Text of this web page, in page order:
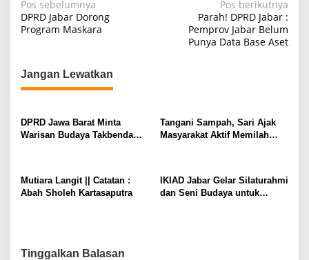
N
a
i
g
s
i
o
s
Pos sebelumnya
DPRD Jabar Dorong
Program Maskara
Pos berikutnya
Parah! DPRD Jabar :
Pemprov Jabar Belum
Punya Data Base Aset
Jangan Lewatkan
DPRD Jawa Barat Minta
Warisan Budaya Takbenda
Tangani Sampah, Sari Ajak
Masyarakat Aktif Memilah
Mutiara Langit || Catatan :
Abah Sholeh Kartasaputra
IKIAD Jabar Gelar Silaturahmi
dan Seni Budaya untuk
Tinggalkan Balasan